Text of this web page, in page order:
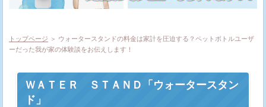
トップページ ＞ ウォータースタンドの料金は家計を圧迫する？ペットボトルユーザ
ーだった我が家の体験談をお伝えします！
ＷＡＴＥＲ ＳＴＡＮＤ「ウォータースタン
ド」